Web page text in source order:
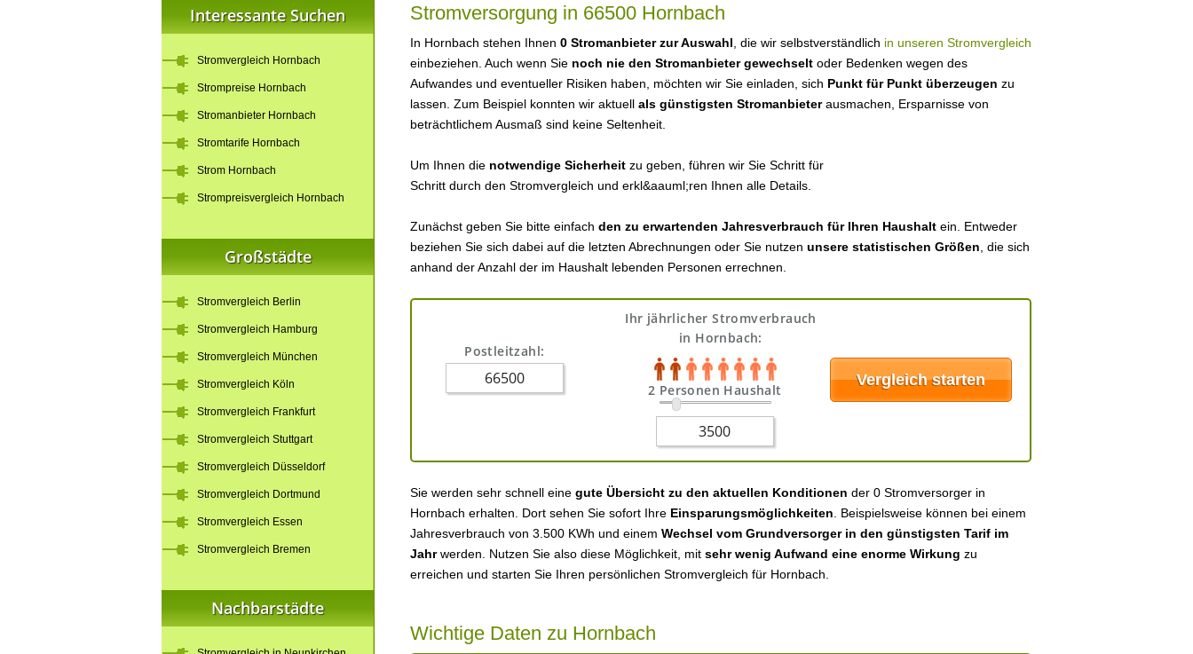
Stromversorgung in 66500 Hornbach
In Hornbach stehen Ihnen 0 Stromanbieter zur Auswahl , die wir selbstverständlich in unseren Stromvergleich
einbeziehen. Auch wenn Sie noch nie den Stromanbieter gewechselt oder Bedenken wegen des
Aufwandes und eventueller Risiken haben, möchten wir Sie einladen, sich Punkt für Punkt überzeugen zu
lassen. Zum Beispiel konnten wir aktuell als günstigsten Stromanbieterausmachen, Ersparnisse von
beträchtlichem Ausmaß sind keine Seltenheit.
Um Ihnen die notwendige Sicherheit zu geben, führen wir Sie Schritt für
Schritt durch den Stromvergleich und erkl&aauml;ren Ihnen alle Details.
Zunächst geben Sie bitte einfach den zu erwartenden Jahresverbrauch für Ihren Haushalt ein. Entweder
beziehen Sie sich dabei auf die letzten Abrechnungen oder Sie nutzen unsere statistischen Größen , die sich
anhand der Anzahl der im Haushalt lebenden Personen errechnen.
Postleitzahl:
Ihr jährlicher Stromverbrauch
in Hornbach:
2 Personen Haushalt
Sie werden sehr schnell eine gute Übersicht zu den aktuellen Konditionen der 0 Stromversorger in
Hornbach erhalten. Dort sehen Sie sofort Ihre Einsparungsmöglichkeiten . Beispielsweise können bei einem
Jahresverbrauch von 3.500 KWh und einem Wechsel vom Grundversorger in den günstigsten Tarif im
Jahrwerden. Nutzen Sie also diese Möglichkeit, mit sehr wenig Aufwand eine enorme Wirkung zu
erreichen und starten Sie Ihren persönlichen Stromvergleich für Hornbach.
Wichtige Daten zu Hornbach
Interessante Suchen
Stromvergleich Hornbach
Strompreise Hornbach
Stromanbieter Hornbach
Stromtarife Hornbach
Strom Hornbach
Strompreisvergleich Hornbach
Großstädte
Stromvergleich Berlin
Stromvergleich Hamburg
Stromvergleich München
Stromvergleich Köln
Stromvergleich Frankfurt
Stromvergleich Stuttgart
Stromvergleich Düsseldorf
Stromvergleich Dortmund
Stromvergleich Essen
Stromvergleich Bremen
Nachbarstädte